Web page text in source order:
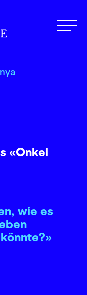
«Onkel
wie es